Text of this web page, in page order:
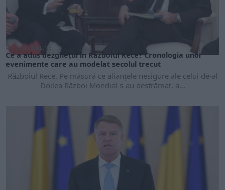
ARTICOLE ONLINE
Ce a adus dezghețul în Războiul Rece? Cronologia unor
evenimente care au modelat secolul trecut
Războiul Rece. Pe măsură ce alianțele nesigure ale celui de-al
Doilea Război Mondial s-au destrămat, a...